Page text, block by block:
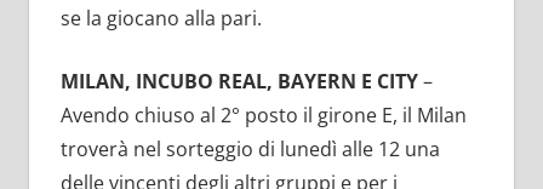
se la giocano alla pari.
MILAN, INCUBO REAL, BAYERN E CITY–
Avendo chiuso al 2° posto il girone E, il Milan
troverà nel sorteggio di lunedì alle 12 una
delle vincenti degli altri gruppi e per i